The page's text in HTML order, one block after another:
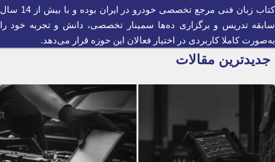
کتاب زبان فنی مرجع تخصصی خودرو در ایران بوده و با بیش از 14 سال
سابقه تدریس و برگزاری ده‌ها سمینار تخصصی، دانش و تجربه خود را
به‌صورت کاملا کاربردی در اختیار فعالان این حوزه قرار می‌دهد.
جدیدترین مقالات